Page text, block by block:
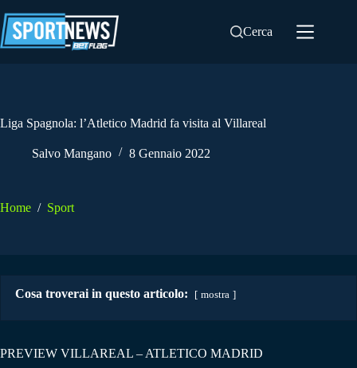
al
contenuto
Cerca
Liga Spagnola: l’Atletico Madrid fa visita al Villareal
Salvo Mangano 8 Gennaio 2022
Home / Sport
Cosa troverai in questo articolo: mostra
PREVIEW VILLAREAL – ATLETICO MADRID